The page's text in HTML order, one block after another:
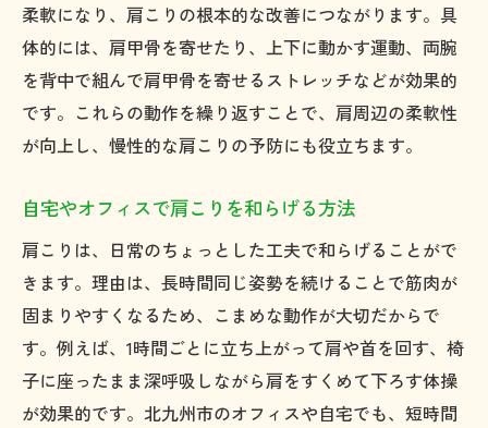
柔軟になり、肩こりの根本的な改善につながります。具
体的には、肩甲骨を寄せたり、上下に動かす運動、両腕
を背中で組んで肩甲骨を寄せるストレッチなどが効果的
です。これらの動作を繰り返すことで、肩周辺の柔軟性
が向上し、慢性的な肩こりの予防にも役立ちます。
自宅やオフィスで肩こりを和らげる方法
肩こりは、日常のちょっとした工夫で和らげることがで
きます。理由は、長時間同じ姿勢を続けることで筋肉が
固まりやすくなるため、こまめな動作が大切だからで
す。例えば、1時間ごとに立ち上がって肩や首を回す、椅
子に座ったまま深呼吸しながら肩をすくめて下ろす体操
が効果的です。北九州市のオフィスや自宅でも、短時間